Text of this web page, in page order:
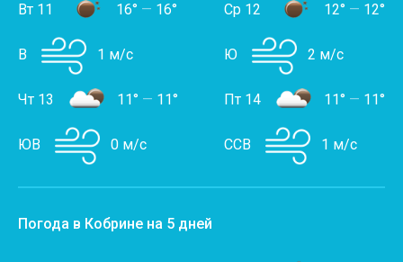
Вт 11 16° — 16°
В 1 м/с
Ср 12 12° — 12°
Ю 2 м/с
Чт 13 11° — 11°
ЮВ 0 м/с
Пт 14 11° — 11°
ССВ 1 м/с
Погода в Кобрине на 5 дней